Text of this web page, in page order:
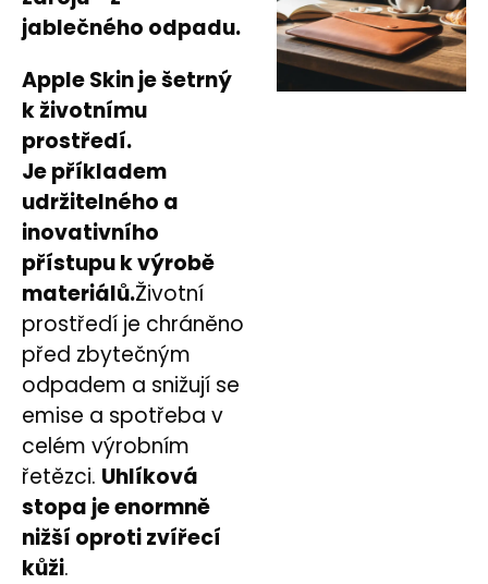
jablečného odpadu.
Apple Skin je šetrný
k životnímu
prostředí.
Je příkladem
udržitelného a
inovativního
přístupu k výrobě
materiálů.Životní
prostředí je chráněno
před zbytečným
odpadem a snižují se
emise a spotřeba v
celém výrobním
řetězci. Uhlíková
stopa je enormně
nižší oproti zvířecí
kůži.